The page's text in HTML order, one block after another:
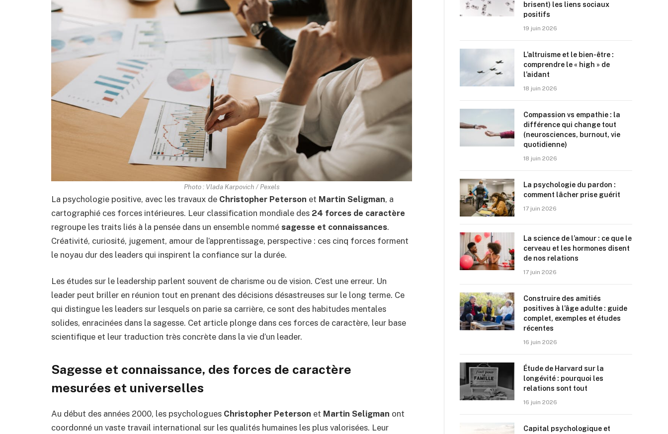
Photo : Vlada Karpovich / Pexels
La psychologie positive, avec les travaux de Christopher Peterson et Martin Seligman, a
cartographié ces forces intérieures. Leur classification mondiale des 24 forces de caractère
regroupe les traits liés à la pensée dans un ensemble nommé sagesse et connaissances.
Créativité, curiosité, jugement, amour de l’apprentissage, perspective : ces cinq forces forment
le noyau dur des leaders qui inspirent la confiance sur la durée.
Les études sur le leadership parlent souvent de charisme ou de vision. C’est une erreur. Un
leader peut briller en réunion tout en prenant des décisions désastreuses sur le long terme. Ce
qui distingue les leaders sur lesquels on parie sa carrière, ce sont des habitudes mentales
solides, enracinées dans la sagesse. Cet article plonge dans ces forces de caractère, leur base
scientifique et leur traduction très concrète dans la vie d’un leader.
Sagesse et connaissance, des forces de caractère
mesurées et universelles
Au début des années 2000, les psychologues Christopher Peterson et Martin Seligman ont
coordonné un vaste travail international sur les qualités humaines les plus valorisées. Leur
brisent) les liens sociaux
positifs
19 juin 2026
L’altruisme et le bien-être :
comprendre le « high » de
l’aidant
18 juin 2026
Compassion vs empathie : la
différence qui change tout
(neurosciences, burnout, vie
quotidienne)
18 juin 2026
La psychologie du pardon :
comment lâcher prise guérit
17 juin 2026
La science de l’amour : ce que le
cerveau et les hormones disent
de nos relations
17 juin 2026
Construire des amitiés
positives à l’âge adulte : guide
complet, exemples et études
récentes
16 juin 2026
Étude de Harvard sur la
longévité : pourquoi les
relations sont tout
16 juin 2026
Capital psychologique et